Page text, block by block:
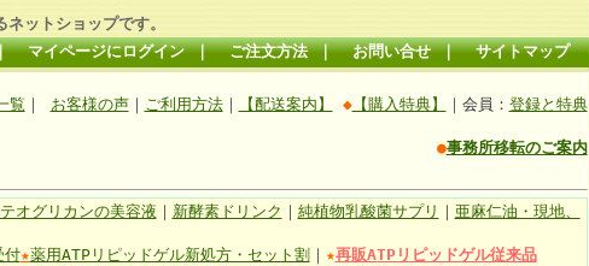
ットショップです。
マイページにログイン｜ ご注文方法｜ お問い合せ｜ サイトマップ
覧 ｜ お客様の声｜ ご利用方法｜ 【配送案内】 ◆【購入特典】 ｜会員： 登録と特典
●事務所移転のご案内
オグリカンの美容液 ｜ 新酵素ドリンク ｜ 純植物乳酸菌サプリ ｜ 亜麻仁油・現地、
付★薬用ATPリピッドゲル新処方・セット割 ｜ ★再販ATPリピッドゲル従来品